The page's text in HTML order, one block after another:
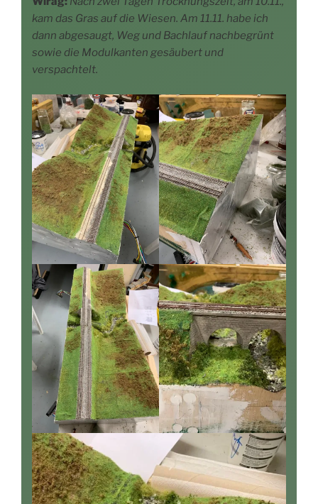
kam das Gras auf die Wie­sen. Am 11.11. habe ich
dann abge­saugt, Weg und Bach­lauf nach­be­grünt
sowie die Modul­kan­ten gesäu­bert und
verspachtelt.